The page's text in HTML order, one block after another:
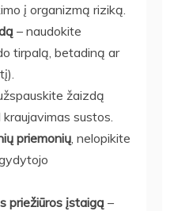
į organizmą riziką.
– naudokite
tirpalą, betadiną ar
užspauskite žaizdą
sustos.
priemonių , nelopikite
priežiūros įstaigą –